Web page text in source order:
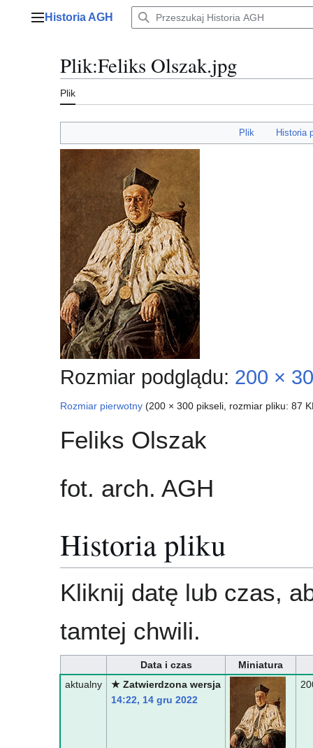
Menu główne
Historia AGH
Plik:Feliks Olszak.jpg
Plik
Plik Historia
Rozmiar podglądu: 200 ×
Rozmiar pierwotny (200 × 300 pikseli, rozmiar pliku: 87
Feliks Olszak
fot. arch. AGH
Historia pliku
Kliknij datę lub czas,
tamtej chwili.
Data i czas
Miniatura
aktualny
★ Zatwierdzona wersja
14:22, 14 gru 2022